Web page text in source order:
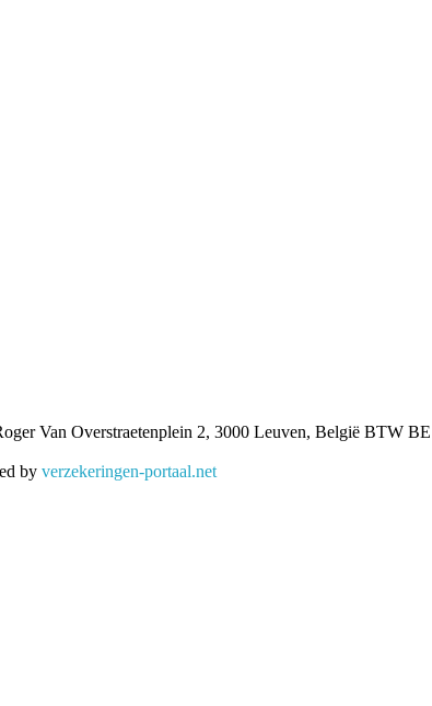
Van Overstraetenplein 2, 3000 Leuven, België BTW
by verzekeringen-portaal.net